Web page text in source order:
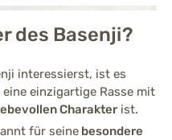
Mittelmäßig ausgeprägt (3
Stark ausgeprägt (4 von 5)
des Basenji?
interessierst, ist es
einzigartige Rasse mit
Charakter ist.
für seine besondere